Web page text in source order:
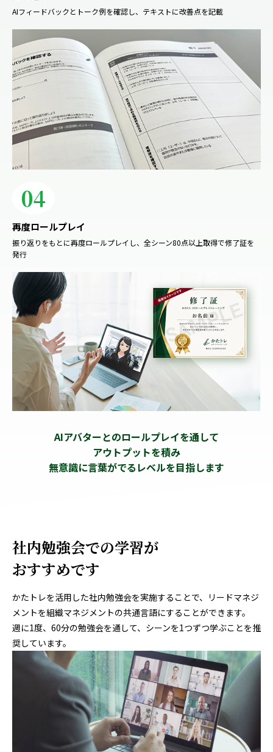
AIフィードバックとトーク例を確認し、テキストに改善点を記載
04
再度ロールプレイ
振り返りをもとに再度ロールプレイし、全シーン80点以上取得で修了証を
発行
AIアバターとのロールプレイを通して
アウトプットを積み
無意識に言葉がでるレベルを目指します
社内勉強会での学習が
おすすめです
かたトレを活用した社内勉強会を実施することで、リードマネジ
メントを組織マネジメントの共通言語にすることができます。
週に1度、60分の勉強会を通して、シーンを1つずつ学ぶことを推
奨しています。